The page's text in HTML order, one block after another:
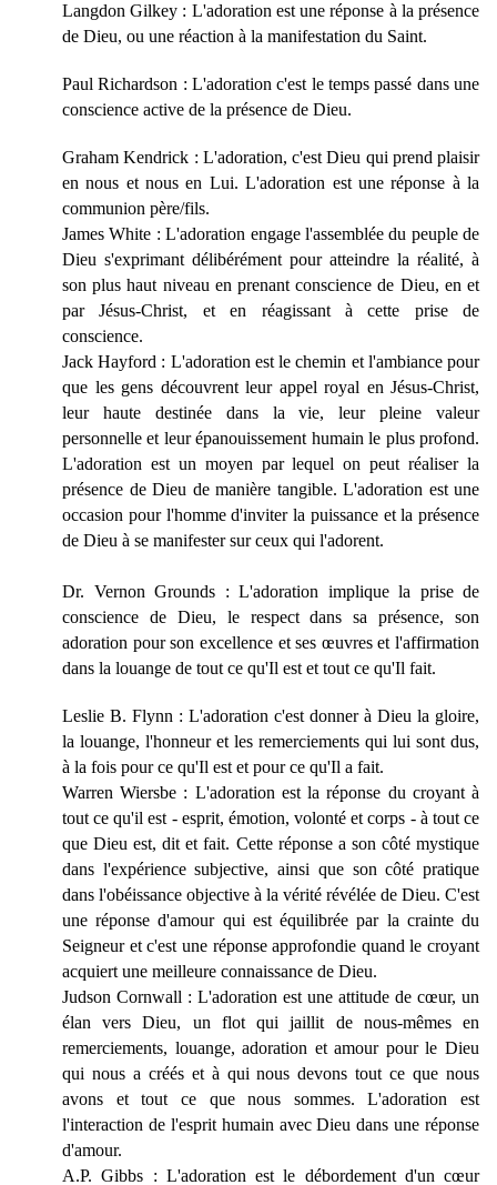
Langdon Gilkey : L'adoration est une réponse à la présence
de Dieu, ou une réaction à la manifestation du Saint.
Paul Richardson : L'adoration c'est le temps passé dans une
conscience active de la présence de Dieu.
Graham Kendrick : L'adoration, c'est Dieu qui prend plaisir
en nous et nous en Lui. L'adoration est une réponse à la
communion père/fils.
James White : L'adoration engage l'assemblée du peuple de
Dieu s'exprimant délibérément pour atteindre la réalité, à
son plus haut niveau en prenant conscience de Dieu, en et
par Jésus-Christ, et en réagissant à cette prise de
conscience.
Jack Hayford : L'adoration est le chemin et l'ambiance pour
que les gens découvrent leur appel royal en Jésus-Christ,
leur haute destinée dans la vie, leur pleine valeur
personnelle et leur épanouissement humain le plus profond.
L'adoration est un moyen par lequel on peut réaliser la
présence de Dieu de manière tangible. L'adoration est une
occasion pour l'homme d'inviter la puissance et la présence
de Dieu à se manifester sur ceux qui l'adorent.
Dr. Vernon Grounds : L'adoration implique la prise de
conscience de Dieu, le respect dans sa présence, son
adoration pour son excellence et ses œuvres et l'affirmation
dans la louange de tout ce qu'Il est et tout ce qu'Il fait.
Leslie B. Flynn : L'adoration c'est donner à Dieu la gloire,
la louange, l'honneur et les remerciements qui lui sont dus,
à la fois pour ce qu'Il est et pour ce qu'Il a fait.
Warren Wiersbe : L'adoration est la réponse du croyant à
tout ce qu'il est - esprit, émotion, volonté et corps - à tout ce
que Dieu est, dit et fait. Cette réponse a son côté mystique
dans l'expérience subjective, ainsi que son côté pratique
dans l'obéissance objective à la vérité révélée de Dieu. C'est
une réponse d'amour qui est équilibrée par la crainte du
Seigneur et c'est une réponse approfondie quand le croyant
acquiert une meilleure connaissance de Dieu.
Judson Cornwall : L'adoration est une attitude de cœur, un
élan vers Dieu, un flot qui jaillit de nous-mêmes en
remerciements, louange, adoration et amour pour le Dieu
qui nous a créés et à qui nous devons tout ce que nous
avons et tout ce que nous sommes. L'adoration est
l'interaction de l'esprit humain avec Dieu dans une réponse
d'amour.
A.P. Gibbs : L'adoration est le débordement d'un cœur